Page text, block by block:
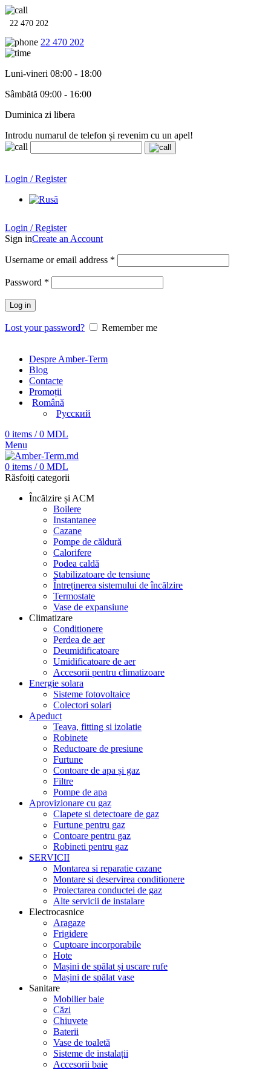
22 470 202
22 470 202
Luni-vineri 08:00 - 18:00
Sâmbătă 09:00 - 16:00
Duminica zi libera
Introdu numarul de telefon și revenim cu un apel!
Login / Register
Login / Register
Sign inCreate an Account
Username or email address *
Password *
Log in
Lost your password? Remember me
Despre Amber-Term
Blog
Contacte
Promoții
Română
Русский
0 items / 0 MDL
Menu
0 items / 0 MDL
Răsfoiți categorii
Încălzire și ACM
Boilere
Instantanee
Cazane
Pompe de căldură
Calorifere
Podea caldă
Stabilizatoare de tensiune
Întreținerea sistemului de încălzire
Termostate
Vase de expansiune
Climatizare
Conditionere
Perdea de aer
Deumidificatoare
Umidificatoare de aer
Accesorii pentru climatizoare
Energie solara
Sisteme fotovoltaice
Colectori solari
Apeduct
Teava, fitting si izolatie
Robinete
Reductoare de presiune
Furtune
Contoare de apa și gaz
Filtre
Pompe de apa
Aprovizionare cu gaz
Clapete si detectoare de gaz
Furtune pentru gaz
Contoare pentru gaz
Robineti pentru gaz
SERVICII
Montarea si reparatie cazane
Montare si deservirea conditionere
Proiectarea conductei de gaz
Alte servicii de instalare
Electrocasnice
Aragaze
Frigidere
Cuptoare incorporabile
Hote
Mașini de spălat și uscare rufe
Mașini de spălat vase
Sanitare
Mobilier baie
Căzi
Chiuvete
Baterii
Vase de toaletă
Sisteme de instalații
Accesorii baie